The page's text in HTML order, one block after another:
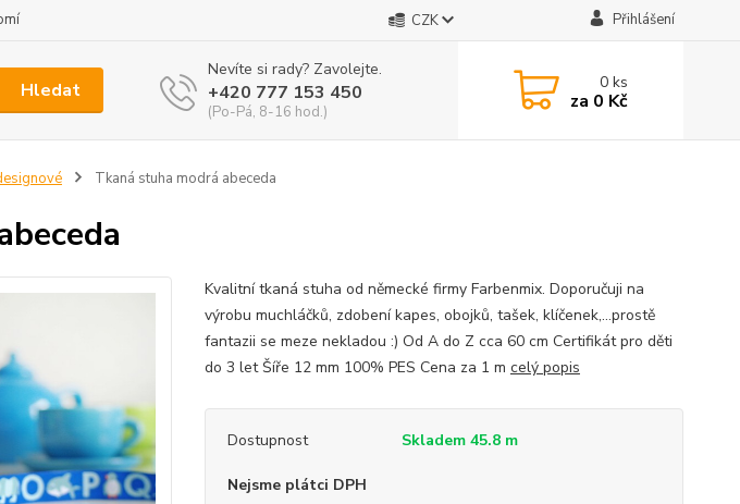
CZK Přihlášení
Hledat
Nevíte si rady? Zavolejte.
+420 777 153 450
(Po-Pá, 8-16 hod.)
0ks
za 0 Kč
Tkaná stuha modrá abeceda
Kvalitní tkaná stuha od německé firmy Farbenmix. Doporučuji na
výrobu muchláčků, zdobení kapes, obojků, tašek, klíčenek,...prostě
fantazii se meze nekladou :) Od A do Z cca 60 cm Certifikát pro děti
do 3 let Šíře 12 mm 100% PES Cena za 1 m celý popis
Dostupnost Skladem 45.8 m
Nejsme plátci DPH